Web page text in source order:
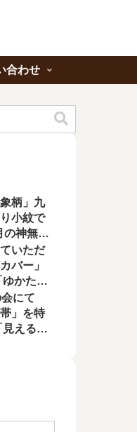
合わせ
柄」九
小紋で
神無月
衛の帯
いただ
バー」
かたの
にて
」を特
える